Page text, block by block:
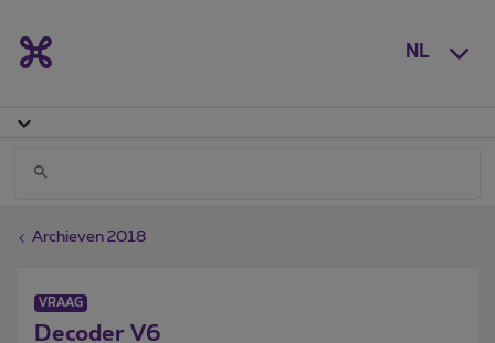
NL
Archieven 2018
VRAAG
Decoder V6